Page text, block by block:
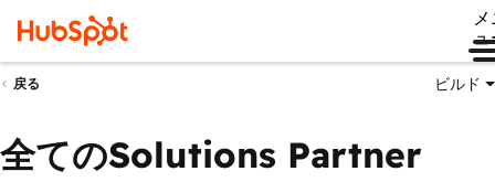
ュ
戻る ビルド
全てのSolutions Partner